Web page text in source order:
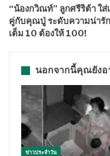
“น้องกวิณท์” ลูกศรีริต้า ใส่
คู่กับคุณปู่ ระดับความน่ารัก
เต็ม 10 ต้องให้ 100!
นอกจากนี้คุณยังอ
ข่าวประจำวัน